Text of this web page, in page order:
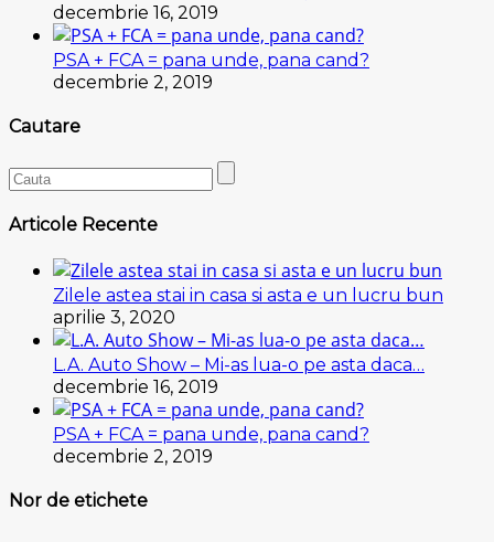
decembrie 16, 2019
PSA + FCA = pana unde, pana cand?
decembrie 2, 2019
Cautare
Articole Recente
Zilele astea stai in casa si asta e un lucru bun
aprilie 3, 2020
L.A. Auto Show – Mi-as lua-o pe asta daca…
decembrie 16, 2019
PSA + FCA = pana unde, pana cand?
decembrie 2, 2019
Nor de etichete